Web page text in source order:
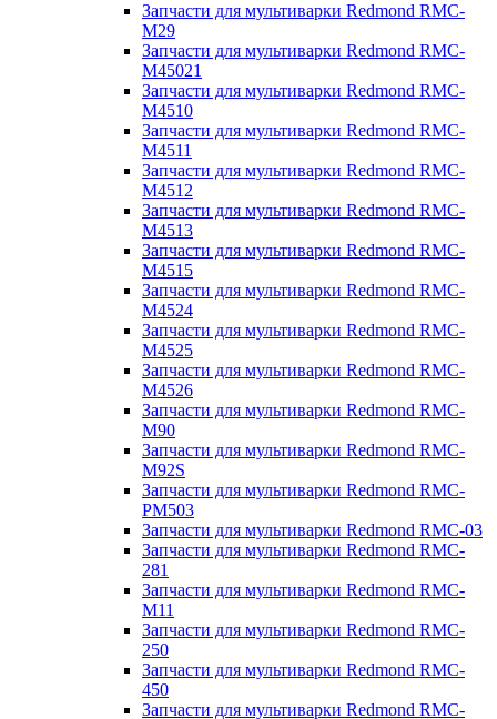
Запчасти для мультиварки Redmond RMC-
M29
Запчасти для мультиварки Redmond RMC-
M45021
Запчасти для мультиварки Redmond RMC-
M4510
Запчасти для мультиварки Redmond RMC-
M4511
Запчасти для мультиварки Redmond RMC-
M4512
Запчасти для мультиварки Redmond RMC-
M4513
Запчасти для мультиварки Redmond RMC-
M4515
Запчасти для мультиварки Redmond RMC-
M4524
Запчасти для мультиварки Redmond RMC-
M4525
Запчасти для мультиварки Redmond RMC-
M4526
Запчасти для мультиварки Redmond RMC-
M90
Запчасти для мультиварки Redmond RMC-
M92S
Запчасти для мультиварки Redmond RMC-
PM503
Запчасти для мультиварки Redmond RMC-03
Запчасти для мультиварки Redmond RMC-
281
Запчасти для мультиварки Redmond RMC-
M11
Запчасти для мультиварки Redmond RMC-
250
Запчасти для мультиварки Redmond RMC-
450
Запчасти для мультиварки Redmond RMC-